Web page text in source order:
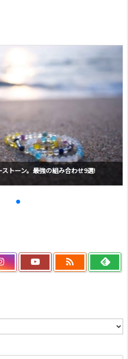
トーン。最強の組み合わせ9選!
